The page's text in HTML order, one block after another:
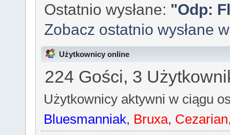
Ostatnio wysłane: "Odp:
Zobacz ostatnio wysłane
Użytkownicy online
224 Gości, 3
Użytkownicy aktywni w ciągu
Bluesmanniak, Bruxa, Cezarian